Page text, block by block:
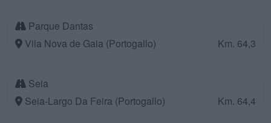
Parque Dantas
Vila Nova de Gaia (Portogallo)
Km. 64,3
Seia
Seia-Largo Da Feira (Portogallo)
Km. 64,4